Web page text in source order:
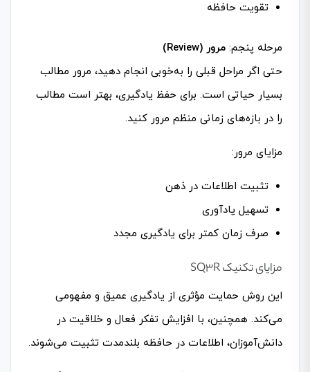
تقویت حافظه
مرحله پنجم: مرور (Review)
حتی اگر مراحل قبلی را به‌خوبی انجام دهید، مرور مطالب
بسیار حیاتی است. برای حفظ یادگیری، بهتر است مطالب
را در بازه‌های زمانی منظم مرور کنید.
مزایای مرور:
تثبیت اطلاعات در ذهن
تسهیل یادآوری
صرف زمان کمتر برای یادگیری مجدد
مزایای تکنیک SQ3R
این روش حمایت مؤثری از یادگیری عمیق و مفهومی
می‌کند. همچنین، با افزایش تفکر فعال و خلاقیت در
دانش‌آموزان، اطلاعات در حافظه بلندمدت تثبیت می‌شوند.